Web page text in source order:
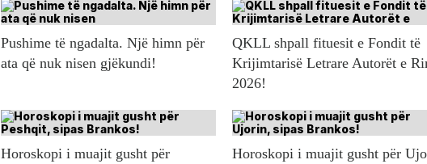
Pushime të ngadalta. Një himn për
ata që nuk nisen gjëkundi!
QKLL shpall fituesit e Fondit të
Krijimtarisë Letrare Autorët e
2026!
Horoskopi i muajit gusht për
Horoskopi i muajit gusht për